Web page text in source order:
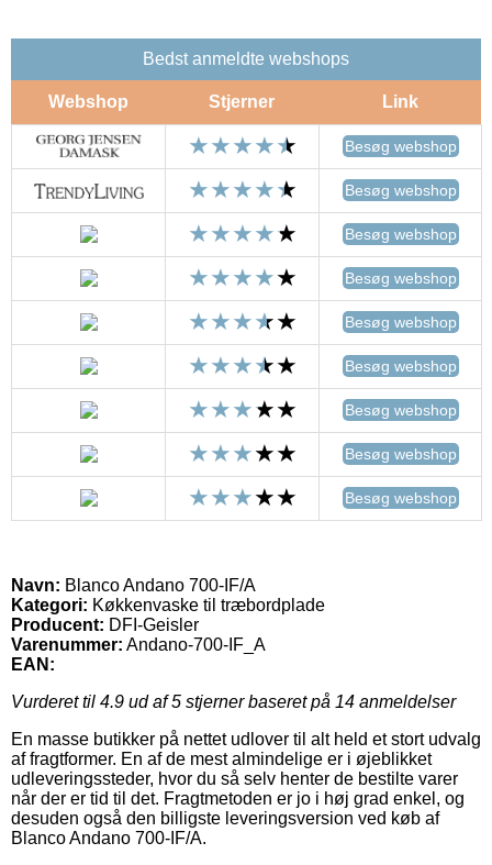
Bedst anmeldte webshops
Webshop Stjerner Link
Besøg webshop
Besøg webshop
Besøg webshop
Besøg webshop
Besøg webshop
Besøg webshop
Besøg webshop
Besøg webshop
Besøg webshop
Navn: Blanco Andano 700-IF/A
Kategori: Køkkenvaske til træbordplade
Producent: DFI-Geisler
Varenummer: Andano-700-IF_A
EAN:
Vurderet til 4.9 ud af 5 stjerner baseret på 14 anmeldelser
En masse butikker på nettet udlover til alt held et stort udvalg
af fragtformer. En af de mest almindelige er i øjeblikket
udleveringssteder, hvor du så selv henter de bestilte varer
når der er tid til det. Fragtmetoden er jo i høj grad enkel, og
desuden også den billigste leveringsversion ved køb af
Blanco Andano 700-IF/A.